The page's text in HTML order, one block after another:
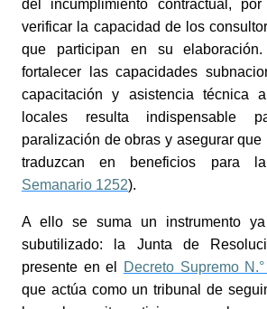
del incumplimiento contractual,
verificar la capacidad de los
que participan en su
fortalecer las capacidades
capacitación y asistencia técnica
locales resulta indispensable
paralización de obras y asegurar
traduzcan en beneficios para
Semanario 1252).
A ello se suma un instrumento
subutilizado: la Junta de
presente en el
Decreto Supremo
que actúa como un tribunal de